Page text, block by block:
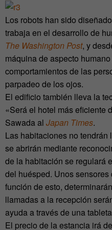
Los robots han sido
trabaja en el desarrollo de
The Washington Post, y
máquina de aspecto
comportamientos de las
parpadeo de los ojos.
El edificio también lleva la
«Será el hotel más eficiente
Sawada al Japan Times.
Las habitaciones no
se abrirán mediante
de la habitación se regulará
del huésped. Unos sensores
función de esto,
llamadas a la recepción
ayuda a través de una
El precio de la estancia irá